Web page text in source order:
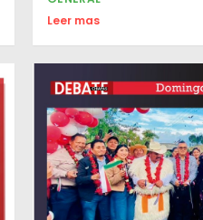
Leer mas